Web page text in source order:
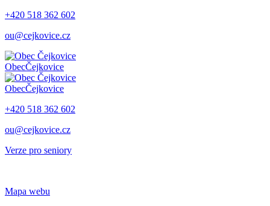
+420 518 362 602
ou@cejkovice.cz
ObecČejkovice
ObecČejkovice
+420 518 362 602
ou@cejkovice.cz
Verze pro seniory
Mapa webu